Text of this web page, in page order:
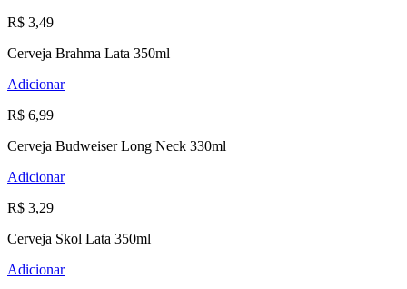
R$ 3,49
Cerveja Brahma Lata 350ml
Adicionar
R$ 6,99
Cerveja Budweiser Long Neck 330ml
Adicionar
R$ 3,29
Cerveja Skol Lata 350ml
Adicionar